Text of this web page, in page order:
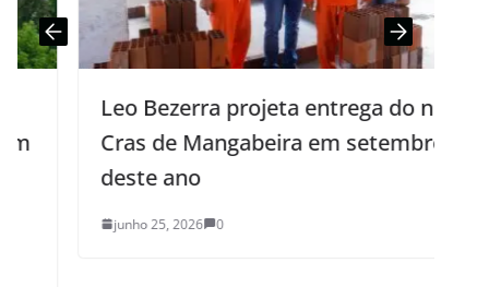
Leo Bezerra projeta entrega do novo
Cras de Mangabeira em setembro
deste ano
junho 25, 2026 0